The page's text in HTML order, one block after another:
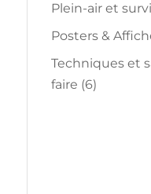
Plein-air et
Posters &
Techniques et
faire (6)